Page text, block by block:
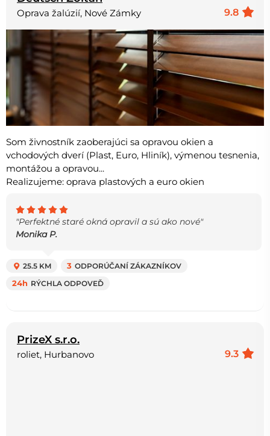
9.8
Oprava žalúzií, Nové Zámky
Som živnostník zaoberajúci sa opravou okien a
vchodových dverí (Plast, Euro, Hliník), výmenou tesnenia,
montážou a opravou...
Realizujeme: oprava plastových a euro okien
"Perfektné staré okná opravil a sú ako nové"
Monika P.
25.5 KM 3 ODPORÚČANÍ ZÁKAZNÍKOV
24h RÝCHLA ODPOVEĎ
PrizeX s.r.o.
9.3
roliet, Hurbanovo